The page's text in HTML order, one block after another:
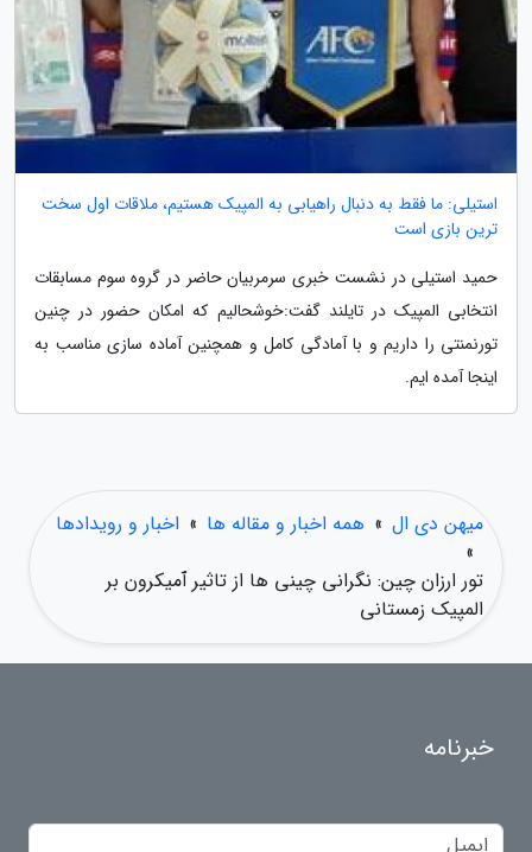
استیلی: ما فقط به دنبال راهیابی به المپیک هستیم، ملاقات اول سخت
ترین بازی است
حمید استیلی در نشست خبری سرمربیان حاضر در گروه سوم مسابقات
انتخابی المپیک در تایلند گفت:خوشحالیم که امکان حضور در چنین
تورنمنتی را داریم و با آمادگی کامل و همچنین آماده سازی مناسب به
اینجا آمده ایم.
میهن دی ال » همه اخبار و مقاله ها » اخبار و رویدادها
»
تور ارزان چین: نگرانی چینی ها از تاثیر ٱمیکرون بر
المپیک زمستانی
خبرنامه